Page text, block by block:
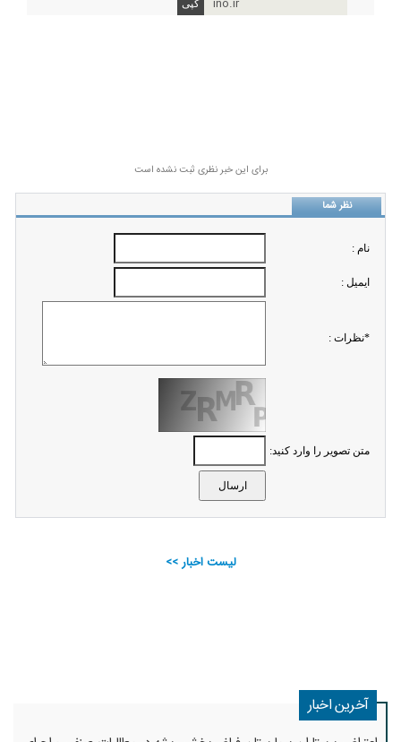
ino.ir
برای این خبر نظری ثبت نشده است
نظر شما
نام :
ايميل :
*نظرات :
متن تصویر را وارد کنید:
لیست اخبار >>
آخرین اخبار